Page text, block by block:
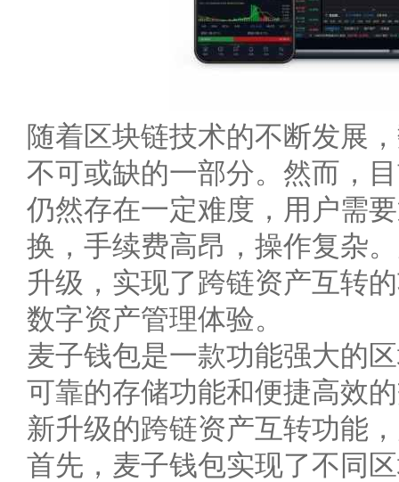
随着区块链技术的不断发展
不可或缺的一部分。然而，
仍然存在一定难度，用户需
换，手续费高昂，操作复杂
升级，实现了跨链资产互转
数字资产管理体验。
麦子钱包是一款功能强大的
可靠的存储功能和便捷高效
新升级的跨链资产互转功能
首先，麦子钱包实现了不同